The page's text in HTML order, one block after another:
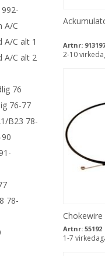
A/C
A/C alt 1
A/C alt 2
76
76-77
B23 78-
78-
Artnr:
2-10
Artnr: 55192
1-7